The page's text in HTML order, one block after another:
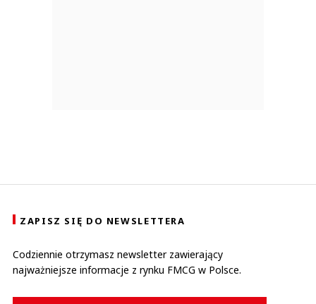
ZAPISZ SIĘ DO NEWSLETTERA
Codziennie otrzymasz newsletter zawierający
najważniejsze informacje z rynku FMCG w Polsce.